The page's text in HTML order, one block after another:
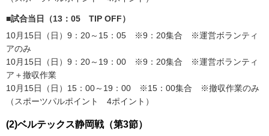
■試合当日（13：05 TIP OFF）
10月15日（日）9：20～15：05 ※9：20集合 ※運営ボランティ
アのみ
10月15日（日）9：20～19：00 ※9：20集合 ※運営ボランティ
ア＋撤収作業
10月15日（日）15：00～19：00 ※15：00集合 ※撤収作業のみ
（スポーツパルポイント 4ポイント）
(2)ベルテックス静岡戦（第3節）